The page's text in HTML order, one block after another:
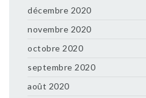
décembre 2020
novembre 2020
octobre 2020
septembre 2020
août 2020